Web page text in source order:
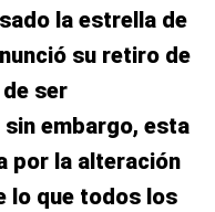
la estrella de
su retiro de
ser
embargo, esta
por la alteración
lo que todos los